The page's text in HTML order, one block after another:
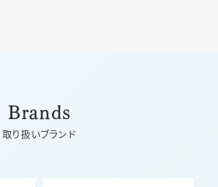
Brands
取り扱いブランド